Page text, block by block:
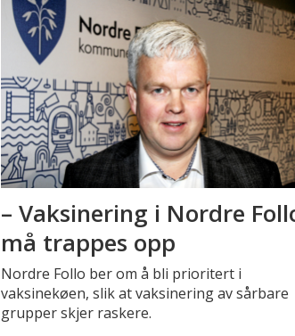
– Vaksinering i Nordre
må trappes opp
Nordre Follo ber om å bli prioritert i
vaksinekøen, slik at vaksinering av sårbare
grupper skjer raskere.